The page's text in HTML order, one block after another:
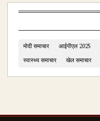
मोदी समाचार आईपीएल 2025
स्वास्थ्य समाचार
खेल समाचार